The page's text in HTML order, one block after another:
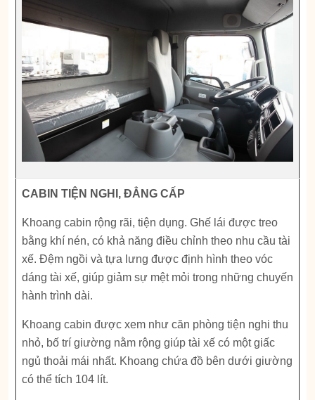
CABIN TIỆN NGHI, ĐẲNG CẤP
Khoang cabin rộng rãi, tiện dụng. Ghế lái được treo
bằng khí nén, có khả năng điều chỉnh theo nhu cầu tài
xế. Đệm ngồi và tựa lưng được định hình theo vóc
dáng tài xế, giúp giảm sự mệt mỏi trong những chuyến
hành trình dài.
Khoang cabin được xem như căn phòng tiện nghi thu
nhỏ, bố trí giường nằm rộng giúp tài xế có một giấc
ngủ thoải mái nhất. Khoang chứa đồ bên dưới giường
có thể tích 104 lít.